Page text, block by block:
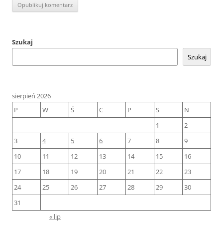
Szukaj
Szukaj
sierpień 2026
P
W Ś C P S
N
1
2
3
4 5 6 7 8
9
10
11 12 13 14 15
16
17
18 19 20 21 22
23
24
25 26 27 28 29
30
31
« lip